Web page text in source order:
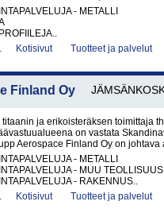
- METALLI
Kotisivut Tuotteet ja palvelut
Finland Oy
ja erikoisteräksen toimittaja
on vastata
Aerospace Finland Oy on johtava
- METALLI
- MUU TEOLLISUUS
- RAKENNUS..
Kotisivut Tuotteet ja palvelut